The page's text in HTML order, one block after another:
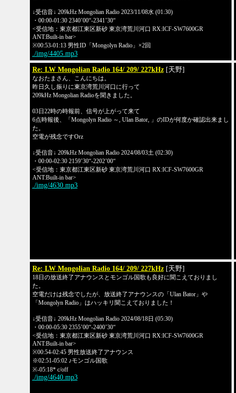
↓受信音↓ 209kHz Mongolian Radio 2023/11/08水 (01:30)
・00:00-01:30 2340’00“-2341’30“
<受信地：東京都江東区新砂 東京湾荒川河口 RX:ICF-SW7600GR
ANT:Built-in bar>
※00:53-01:13 男性ID「Mongolyn Radio」×2回
./img/4405.mp3
Re: LW Mongolian Radio 164/ 209/ 227kHz [天野]
なおたまさん、こんにちは。
昨日久し振りに東京湾荒川河口に行って
209kHz Mongolian Radioを聞きました。
03日22時の時報前、信号が上がって来て
6点時報後、「Mongolyn Radio ～, Ulan Bator, 」のIDが何度か確認出来まし
た。
空電が残念ですOrz
↓受信音↓ 209kHz Mongolian Radio 2024/08/03土 (02:30)
・00:00-02:30 2159’30“-2202’00“
<受信地：東京都江東区新砂 東京湾荒川河口 RX:ICF-SW7600GR
ANT:Built-in bar>
./img/4630.mp3
Re: LW Mongolian Radio 164/ 209/ 227kHz [天野]
18日の放送終了アナウンスとモンゴル国歌も良好に聞こえておりまし
た。
空電だけは残念でしたが、放送終了アナウンスの「Ulan Bator」や
「Mongolyn Radio」はハッキリ聞こえておりました！
↓受信音↓ 209kHz Mongolian Radio 2024/08/18日 (05:30)
・00:00-05:30 2355’00“-2400’30“
<受信地：東京都江東区新砂 東京湾荒川河口 RX:ICF-SW7600GR
ANT:Built-in bar>
※00:54-02:45 男性放送終了アナウンス
※02:51-05:02 ♪モンゴル国歌
※-05:18* c/off
./img/4640.mp3